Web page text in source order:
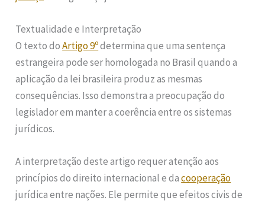
Textualidade e Interpretação
O texto doArtigo 9ºdetermina que uma sentença
estrangeira pode ser homologada no Brasil quando a
aplicação da lei brasileira produz as mesmas
consequências. Isso demonstra a preocupação do
legislador em manter a coerência entre os sistemas
jurídicos.
A interpretação deste artigo requer atenção aos
princípios do direito internacional e dacooperação
jurídica entre nações. Ele permite que efeitos civis de